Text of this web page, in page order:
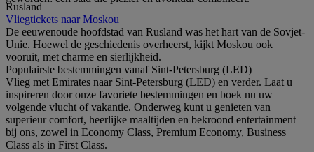
Rusland
Vliegtickets naar Moskou
De eeuwenoude hoofdstad van Rusland was het hart van de Sovjet-
Unie. Hoewel de geschiedenis overheerst, kijkt Moskou ook
vooruit, met charme en sierlijkheid.
Populairste bestemmingen vanaf Sint-Petersburg (LED)
Vlieg met Emirates naar Sint-Petersburg (LED) en verder. Laat u
inspireren door onze favoriete bestemmingen en boek nu uw
volgende vlucht of vakantie. Onderweg kunt u genieten van
superieur comfort, heerlijke maaltijden en bekroond entertainment
bij ons, zowel in Economy Class, Premium Economy, Business
Class als in First Class.